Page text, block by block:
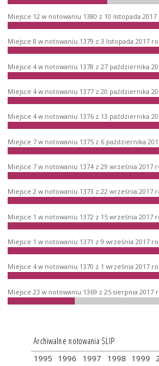
Miejsce 12 w notowaniu 1380 z 10 listopada
Miejsce 8 w notowaniu 1379 z 3 listopada 2017
Miejsce 4 w notowaniu 1378 z 27 października
Miejsce 4 w notowaniu 1377 z 20 października
Miejsce 4 w notowaniu 1376 z 13 października
Miejsce 7 w notowaniu 1375 z 6 października
Miejsce 7 w notowaniu 1374 z 29 września 2017
Miejsce 2 w notowaniu 1373 z 22 września 2017
Miejsce 1 w notowaniu 1372 z 15 września 2017
Miejsce 1 w notowaniu 1371 z 9 września 2017
Miejsce 4 w notowaniu 1370 z 1 września 2017
Miejsce 23 w notowaniu 1369 z 25 sierpnia 2017
Archiwalne notowania SLIP
1995 1996 1997 1998 1999